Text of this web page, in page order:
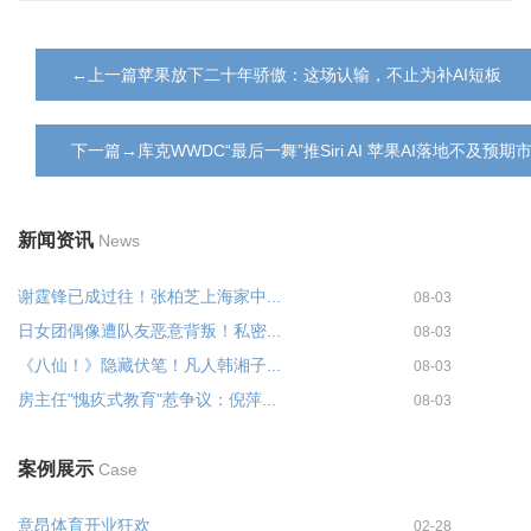
←上一篇苹果放下二十年骄傲：这场认输，不止为补AI短板
下一篇→库克WWDC“最后一舞”推Siri AI 苹果AI落地不及预期
新闻资讯 News
谢霆锋已成过往！张柏芝上海家中... 08-03
日女团偶像遭队友恶意背叛！私密... 08-03
《八仙！》隐藏伏笔！凡人韩湘子... 08-03
房主任"愧疚式教育"惹争议：倪萍... 08-03
案例展示 Case
意昂体育开业狂欢 02-28